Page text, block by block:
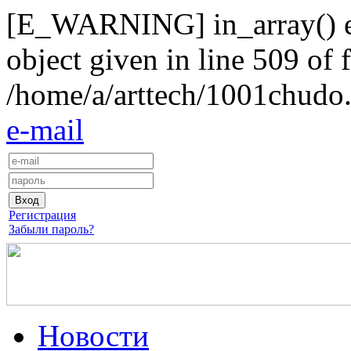
[E_WARNING] in_array()
object given in line 509 of
/home/a/arttech/
e-mail
Регистрация
Забыли пароль?
Новости